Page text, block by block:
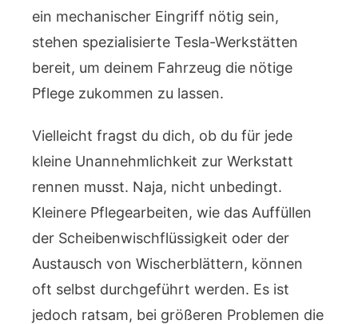
ein mechanischer Eingriff nötig sein,
stehen spezialisierte Tesla-Werkstätten
bereit, um deinem Fahrzeug die nötige
Pflege zukommen zu lassen.
Vielleicht fragst du dich, ob du für jede
kleine Unannehmlichkeit zur Werkstatt
rennen musst. Naja, nicht unbedingt.
Kleinere Pflegearbeiten, wie das Auffüllen
der Scheibenwischflüssigkeit oder der
Austausch von Wischerblättern, können
oft selbst durchgeführt werden. Es ist
jedoch ratsam, bei größeren Problemen die